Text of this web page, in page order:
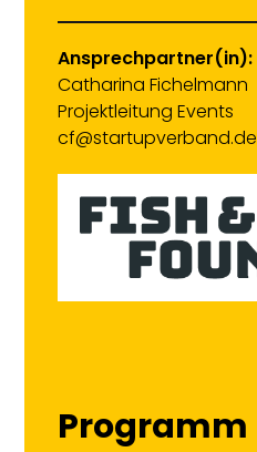
Ansprechpartner(in):
Catharina Fichelmann
Projektleitung Events
cf@startupverband.de
Programm